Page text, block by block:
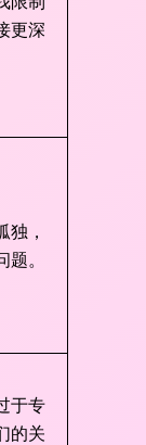
更深
独，
。
于专
的关